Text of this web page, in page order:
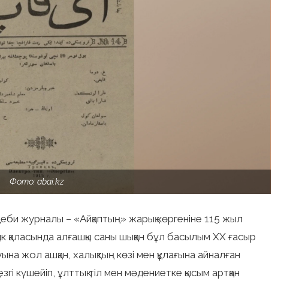
Фото: abai.kz
журналы – «Айқаптың» жарық көргеніне 115 жыл
алғашқы саны шыққан бұл басылым ХХ ғасыр
жол ашқан, халықтың көзі мен құлағына айналған
күшейіп, ұлттық тіл мен мәдениетке қысым артқан